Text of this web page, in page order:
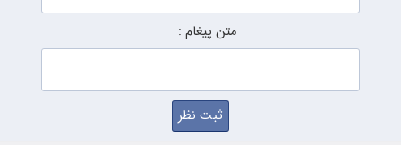
متن پیغام :